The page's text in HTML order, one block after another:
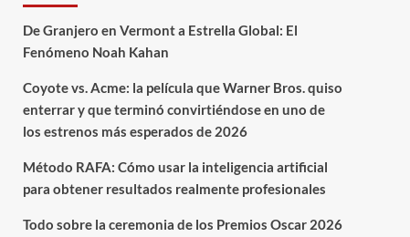
De Granjero en Vermont a Estrella Global: El
Fenómeno Noah Kahan
Coyote vs. Acme: la película que Warner Bros. quiso
enterrar y que terminó convirtiéndose en uno de
los estrenos más esperados de 2026
Método RAFA: Cómo usar la inteligencia artificial
para obtener resultados realmente profesionales
Todo sobre la ceremonia de los Premios Oscar 2026